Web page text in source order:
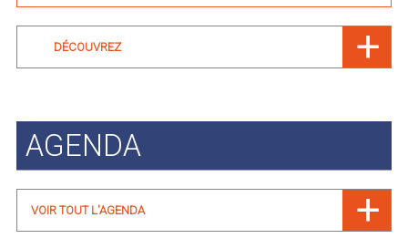
DÉCOUVREZ
AGENDA
VOIR TOUT L'AGENDA